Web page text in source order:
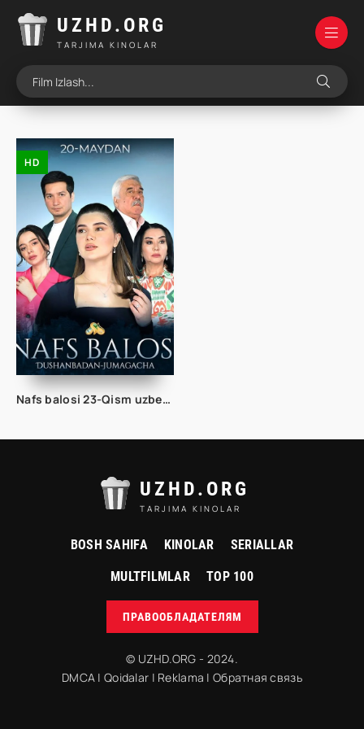
UZHD.ORG
TARJIMA KINOLAR
HD
Nafs balosi 23-Qism uzbek serial 2024
UZHD.ORG
TARJIMA KINOLAR
BOSH SAHIFA KINOLAR SERIALLAR
MULTFILMLAR TOP 100
ПРАВООБЛАДАТЕЛЯМ
© UZHD.ORG - 2024.
DMCA |Qoidalar | Reklama | Обратная связь